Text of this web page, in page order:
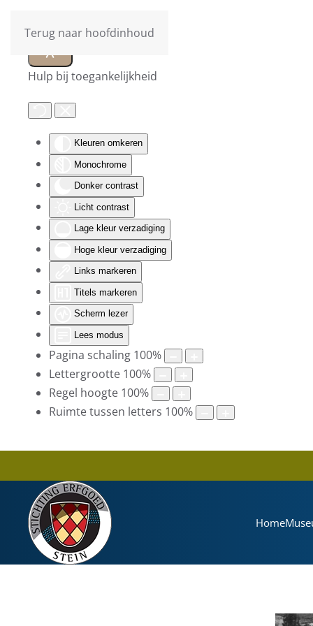
Hulp bij toegankelijkheid
Kleuren omkeren
Monochrome
Donker contrast
Licht contrast
Lage kleur verzadiging
Hoge kleur verzadiging
Links markeren
Titels markeren
Scherm lezer
Lees modus
Pagina schaling 100%
Lettergrootte 100%
Regel hoogte 100%
Ruimte tussen letters 100%
Terug naar hoofdinhoud
Home